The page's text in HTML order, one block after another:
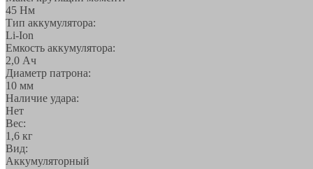
45 Нм
Тип аккумулятора:
Li-Ion
Емкость аккумулятора:
2,0 Ач
Диаметр патрона:
10 мм
Наличие удара:
Нет
Вес:
1,6 кг
Вид:
Аккумуляторный